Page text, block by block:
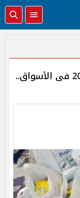
ما هي مكونات شنطة رمضان 2025 فى الأسواق..